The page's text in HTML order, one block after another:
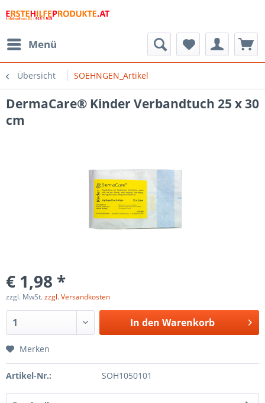
Menü
Übersicht SOEHNGEN_Artikel
DermaCare® Kinder Verbandtuch 25 x 30
cm
€ 1,98 *
zzgl. MwSt.zzgl. Versandkosten
In den Warenkorb
Merken
Artikel-Nr.: SOH1050101